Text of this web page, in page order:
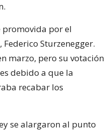
por el
Sturzenegger.
marzo, pero su votación
debido a que la
recabar los
se alargaron al punto